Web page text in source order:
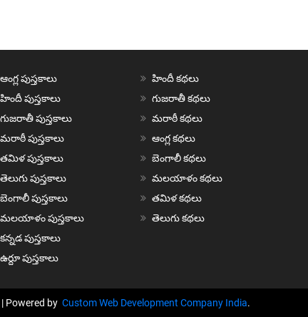
ఆంగ్ల పుస్తకాలు
హిందీ పుస్తకాలు
గుజరాతీ పుస్తకాలు
మరాఠీ పుస్తకాలు
తమిళ పుస్తకాలు
తెలుగు పుస్తకాలు
బెంగాలీ పుస్తకాలు
మలయాళం పుస్తకాలు
కన్నడ పుస్తకాలు
ఉర్దూ పుస్తకాలు
హిందీ కథలు
గుజరాతీ కథలు
మరాఠీ కథలు
ఆంగ్ల కథలు
బెంగాలీ కథలు
మలయాళం కథలు
తమిళ కథలు
తెలుగు కథలు
Powered by Custom Web Development Company India.